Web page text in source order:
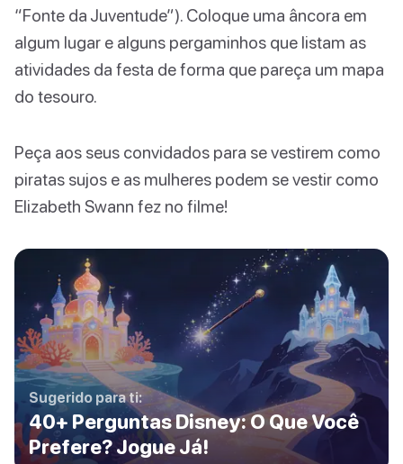
“Fonte da Juventude”). Coloque uma âncora em
algum lugar e alguns pergaminhos que listam as
atividades da festa de forma que pareça um mapa
do tesouro.
Peça aos seus convidados para se vestirem como
piratas sujos e as mulheres podem se vestir como
Elizabeth Swann fez no filme!
Sugerido para ti:
40+ Perguntas Disney: O Que Você
Prefere? Jogue Já!